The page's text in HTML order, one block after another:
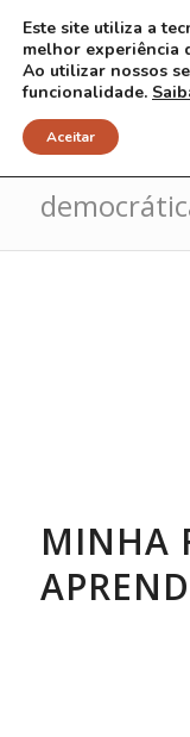
Arquivo
MINHA
Este site utiliza a
melhor experiência
Ao utilizar nossos
funcionalidade.
Aceitar